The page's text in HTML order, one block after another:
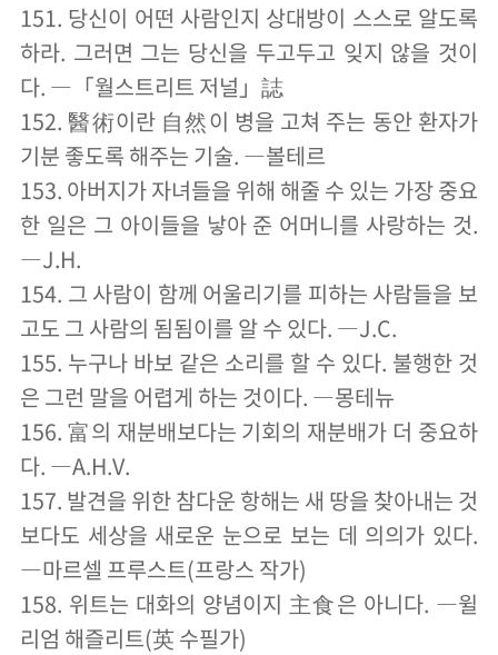
151. 당신이 어떤 사람인지 상대방이 스스로 알도록
하라. 그러면 그는 당신을 두고두고 잊지 않을 것이
다. ―「월스트리트 저널」誌
152. 醫術이란 自然이 병을 고쳐 주는 동안 환자가
기분 좋도록 해주는 기술. ―볼테르
153. 아버지가 자녀들을 위해 해줄 수 있는 가장 중요
한 일은 그 아이들을 낳아 준 어머니를 사랑하는 것.
―J.H.
154. 그 사람이 함께 어울리기를 피하는 사람들을 보
고도 그 사람의 됨됨이를 알 수 있다. ―J.C.
155. 누구나 바보 같은 소리를 할 수 있다. 불행한 것
은 그런 말을 어렵게 하는 것이다. ―몽테뉴
156. 富의 재분배보다는 기회의 재분배가 더 중요하
다. ―A.H.V.
157. 발견을 위한 참다운 항해는 새 땅을 찾아내는 것
보다도 세상을 새로운 눈으로 보는 데 의의가 있다.
―마르셀 프루스트(프랑스 작가)
158. 위트는 대화의 양념이지 主食은 아니다. ―윌
리엄 해즐리트(英 수필가)